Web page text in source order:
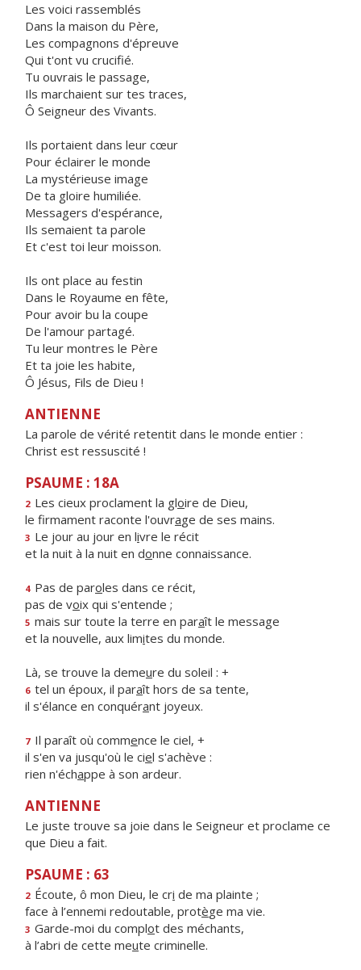
Les voici rassemblés
Dans la maison du Père,
Les compagnons d'épreuve
Qui t'ont vu crucifié.
Tu ouvrais le passage,
Ils marchaient sur tes traces,
Ô Seigneur des Vivants.
Ils portaient dans leur cœur
Pour éclairer le monde
La mystérieuse image
De ta gloire humiliée.
Messagers d'espérance,
Ils semaient ta parole
Et c'est toi leur moisson.
Ils ont place au festin
Dans le Royaume en fête,
Pour avoir bu la coupe
De l'amour partagé.
Tu leur montres le Père
Et ta joie les habite,
Ô Jésus, Fils de Dieu !
ANTIENNE
La parole de vérité retentit dans le monde entier :
Christ est ressuscité !
PSAUME : 18A
2 Les cieux proclament la gloire de Dieu,
le firmament raconte l'ouvrage de ses mains.
3 Le jour au jour en livre le récit
et la nuit à la nuit en donne connaissance.
4 Pas de paroles dans ce récit,
pas de voix qui s'entende ;
5 mais sur toute la terre en paraît le message
et la nouvelle, aux limites du monde.
Là, se trouve la demeure du soleil : +
6 tel un époux, il paraît hors de sa tente,
il s'élance en conquérant joyeux.
7 Il paraît où commence le ciel, +
il s'en va jusqu'où le ciel s'achève :
rien n'échappe à son ardeur.
ANTIENNE
Le juste trouve sa joie dans le Seigneur et proclame ce
que Dieu a fait.
PSAUME : 63
2 Écoute, ô mon Dieu, le cri de ma plainte ;
face à l’ennemi redoutable, protège ma vie.
3 Garde-moi du complot des méchants,
à l’abri de cette meute criminelle.